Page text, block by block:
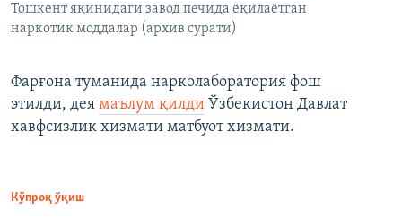
Тошкент яқинидаги завод печида ёқилаётган
наркотик моддалар (архив сурати)
Фарғона туманида нарколаборатория фош
этилди, дея маълум қилди Ўзбекистон Давлат
хавфсизлик хизмати матбуот хизмати.
Кўпроқ ўқиш